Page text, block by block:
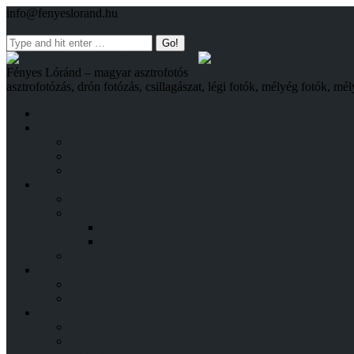
info@fenyeslorand.hu
Fényes Lóránd – magyar asztrofotós
asztrofotózás, drón fotózás, csillagászat, légi fotók, mélyég fotók,